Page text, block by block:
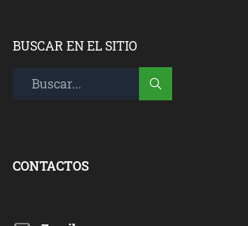
BUSCAR EN EL SITIO
CONTACTOS